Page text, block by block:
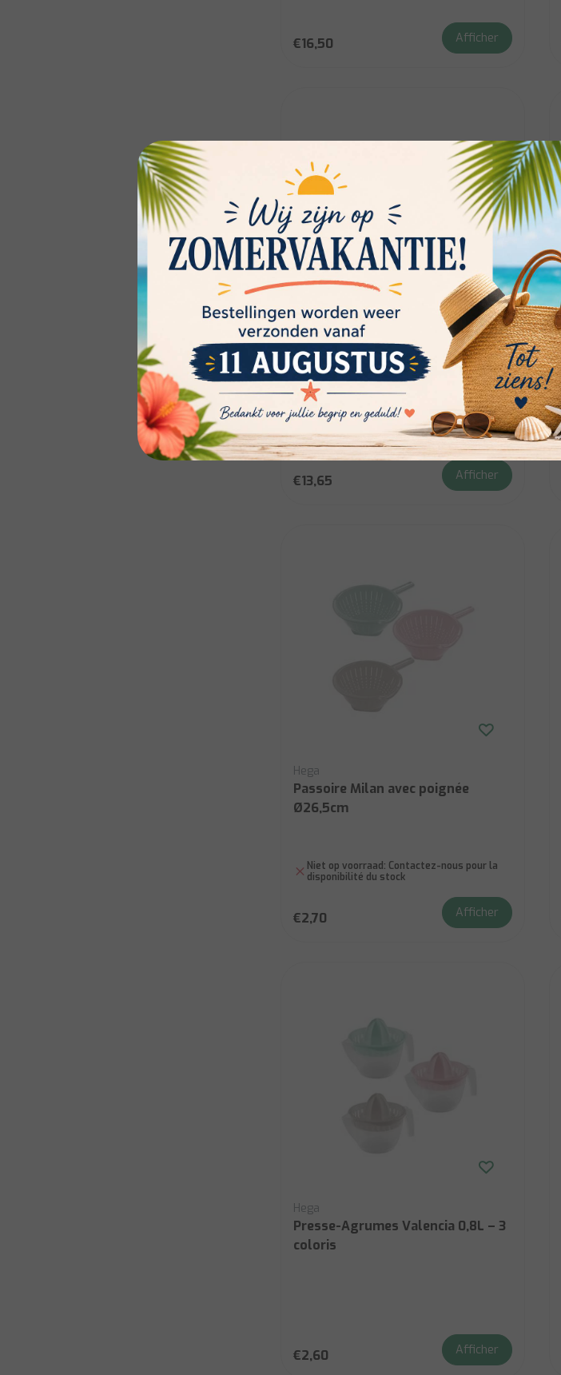
€16,50 Afficher
Hega
Hega Jovi Dessert Plate Set4 Beige
D26cm
Contactez-nous pour la
disponibilité du stock
€13,65 Afficher
Hega
Passoire Milan avec poignée
Ø26,5cm
Niet op voorraad: Contactez-nous pour la
disponibilité du stock
€2,70 Afficher
Hega
Presse-Agrumes Valencia 0,8L – 3
coloris
€2,60 Afficher